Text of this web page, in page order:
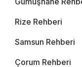
Rize Rehberi
Samsun Rehberi
Çorum Rehberi